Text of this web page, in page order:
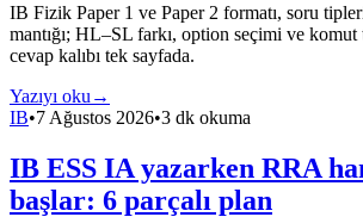
IB Fizik Paper 1 ve Paper 2 formatı, soru
mantığı; HL–SL farkı, option seçimi ve
cevap kalıbı tek sayfada.
Yazıyı oku →
IB•7 Ağustos 2026•3 dk okuma
IB ESS IA yazarken RRA
başlar: 6 parçalı plan